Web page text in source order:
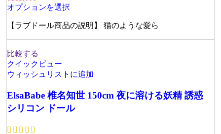
オプションを選択
【ラブドール商品の説明】 猫のような愛ら
比較する
クイックビュー
ウィッシュリストに追加
ElsaBabe 椎名知世 150cm 夜に溶ける妖精 誘惑
シリコン ドール